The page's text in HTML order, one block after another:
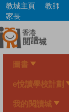
Skip
main
content
教城主頁 教師
家長
圖書
e悅讀學校計劃
我的閱讀城